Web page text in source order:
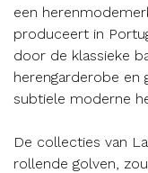
een
produceert in
door de klassieke
herengarderobe en
subtiele moderne
De collecties van
rollende golven,